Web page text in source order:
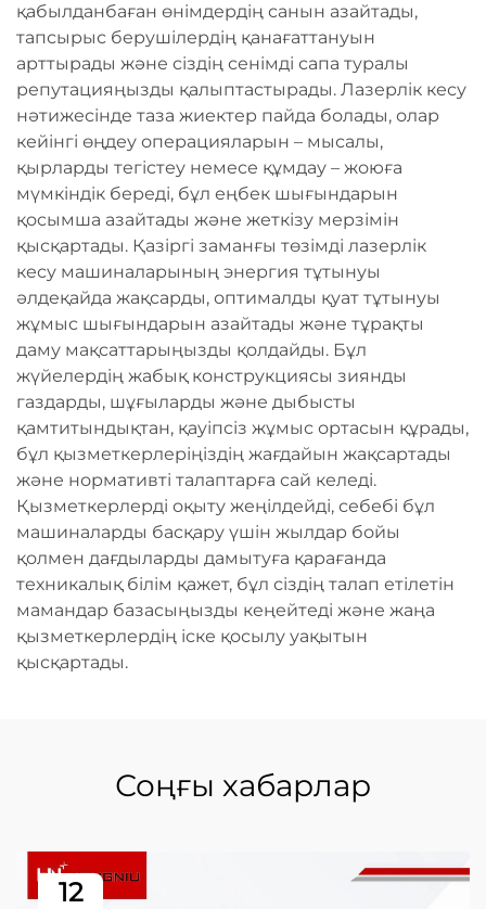
қабылданбаған өнімдердің санын азайтады,
тапсырыс берушілердің қанағаттануын
арттырады және сіздің сенімді сапа туралы
репутацияңызды қалыптастырады. Лазерлік кесу
нәтижесінде таза жиектер пайда болады, олар
кейінгі өңдеу операцияларын – мысалы,
қырларды тегістеу немесе құмдау – жоюға
мүмкіндік береді, бұл еңбек шығындарын
қосымша азайтады және жеткізу мерзімін
қысқартады. Қазіргі заманғы төзімді лазерлік
кесу машиналарының энергия тұтынуы
әлдеқайда жақсарды, оптималды қуат тұтынуы
жұмыс шығындарын азайтады және тұрақты
даму мақсаттарыңызды қолдайды. Бұл
жүйелердің жабық конструкциясы зиянды
газдарды, шұғыларды және дыбысты
қамтитындықтан, қауіпсіз жұмыс ортасын құрады,
бұл қызметкерлеріңіздің жағдайын жақсартады
және нормативті талаптарға сай келеді.
Қызметкерлерді оқыту жеңілдейді, себебі бұл
машиналарды басқару үшін жылдар бойы
қолмен дағдыларды дамытуға қарағанда
техникалық білім қажет, бұл сіздің талап етілетін
мамандар базасыңызды кеңейтеді және жаңа
қызметкерлердің іске қосылу уақытын
қысқартады.
Соңғы хабарлар
12